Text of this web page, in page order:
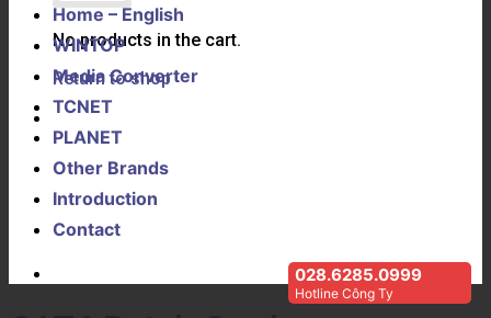
No products in the cart.
Return to shop
Home – English
WINTOP
Media Converter
TCNET
PLANET
Other Brands
Introduction
Contact
028.6285.0999
Hotline Công Ty